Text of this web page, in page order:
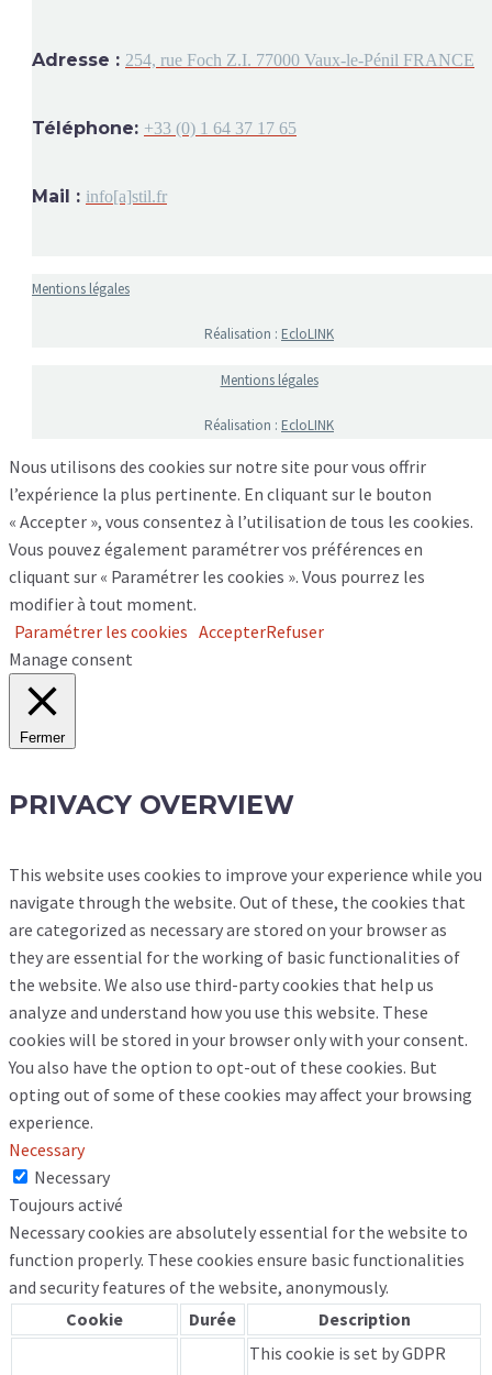
Adresse : 254, rue Foch Z.I. 77000 Vaux-le-Pénil FRANCE
Téléphone: +33 (0) 1 64 37 17 65
Mail : info[a]stil.fr
Mentions légales
Réalisation : EcloLINK
Mentions légales
Réalisation : EcloLINK
Nous utilisons des cookies sur notre site pour vous offrir
l’expérience la plus pertinente. En cliquant sur le bouton
« Accepter », vous consentez à l’utilisation de tous les cookies.
Vous pouvez également paramétrer vos préférences en
cliquant sur « Paramétrer les cookies ». Vous pourrez les
modifier à tout moment.
Paramétrer les cookies AccepterRefuser
Manage consent
Fermer
PRIVACY OVERVIEW
This website uses cookies to improve your experience while you
navigate through the website. Out of these, the cookies that
are categorized as necessary are stored on your browser as
they are essential for the working of basic functionalities of
the website. We also use third-party cookies that help us
analyze and understand how you use this website. These
cookies will be stored in your browser only with your consent.
You also have the option to opt-out of these cookies. But
opting out of some of these cookies may affect your browsing
experience.
Necessary
Necessary
Toujours activé
Necessary cookies are absolutely essential for the website to
function properly. These cookies ensure basic functionalities
and security features of the website, anonymously.
Cookie
Durée
Description
This cookie is set by GDPR